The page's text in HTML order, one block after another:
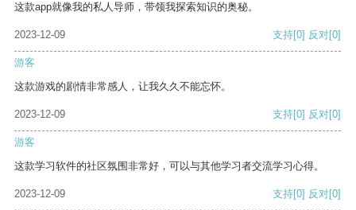
这款app就像我的私人导师，带领我探索知识的奥秘。
2023-12-09 支持[0] 反对[0]
游客
这款游戏的剧情非常感人，让我久久不能忘怀。
2023-12-09 支持[0] 反对[0]
游客
这款学习软件的社区氛围非常好，可以与其他学习者交流学习心得。
2023-12-09 支持[0] 反对[0]